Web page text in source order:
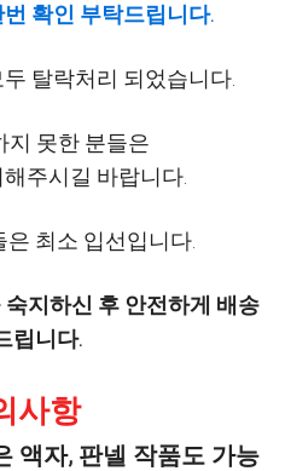
확인 부탁드립니다.
탈락처리 되었습니다.
지 못한 분들은
주시길 바랍니다.
최소 입선입니다.
지하신 후 안전하게 배송
립니다.
사항
액자, 판넬 작품도 가능